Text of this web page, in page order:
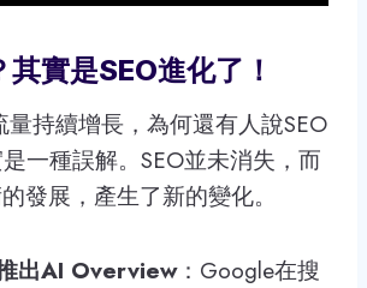
其實是SEO進化了！
持續增長，為何還有人說SEO
一種誤解。SEO並未消失，而
發展，產生了新的變化。
出AI Overview：Google在搜